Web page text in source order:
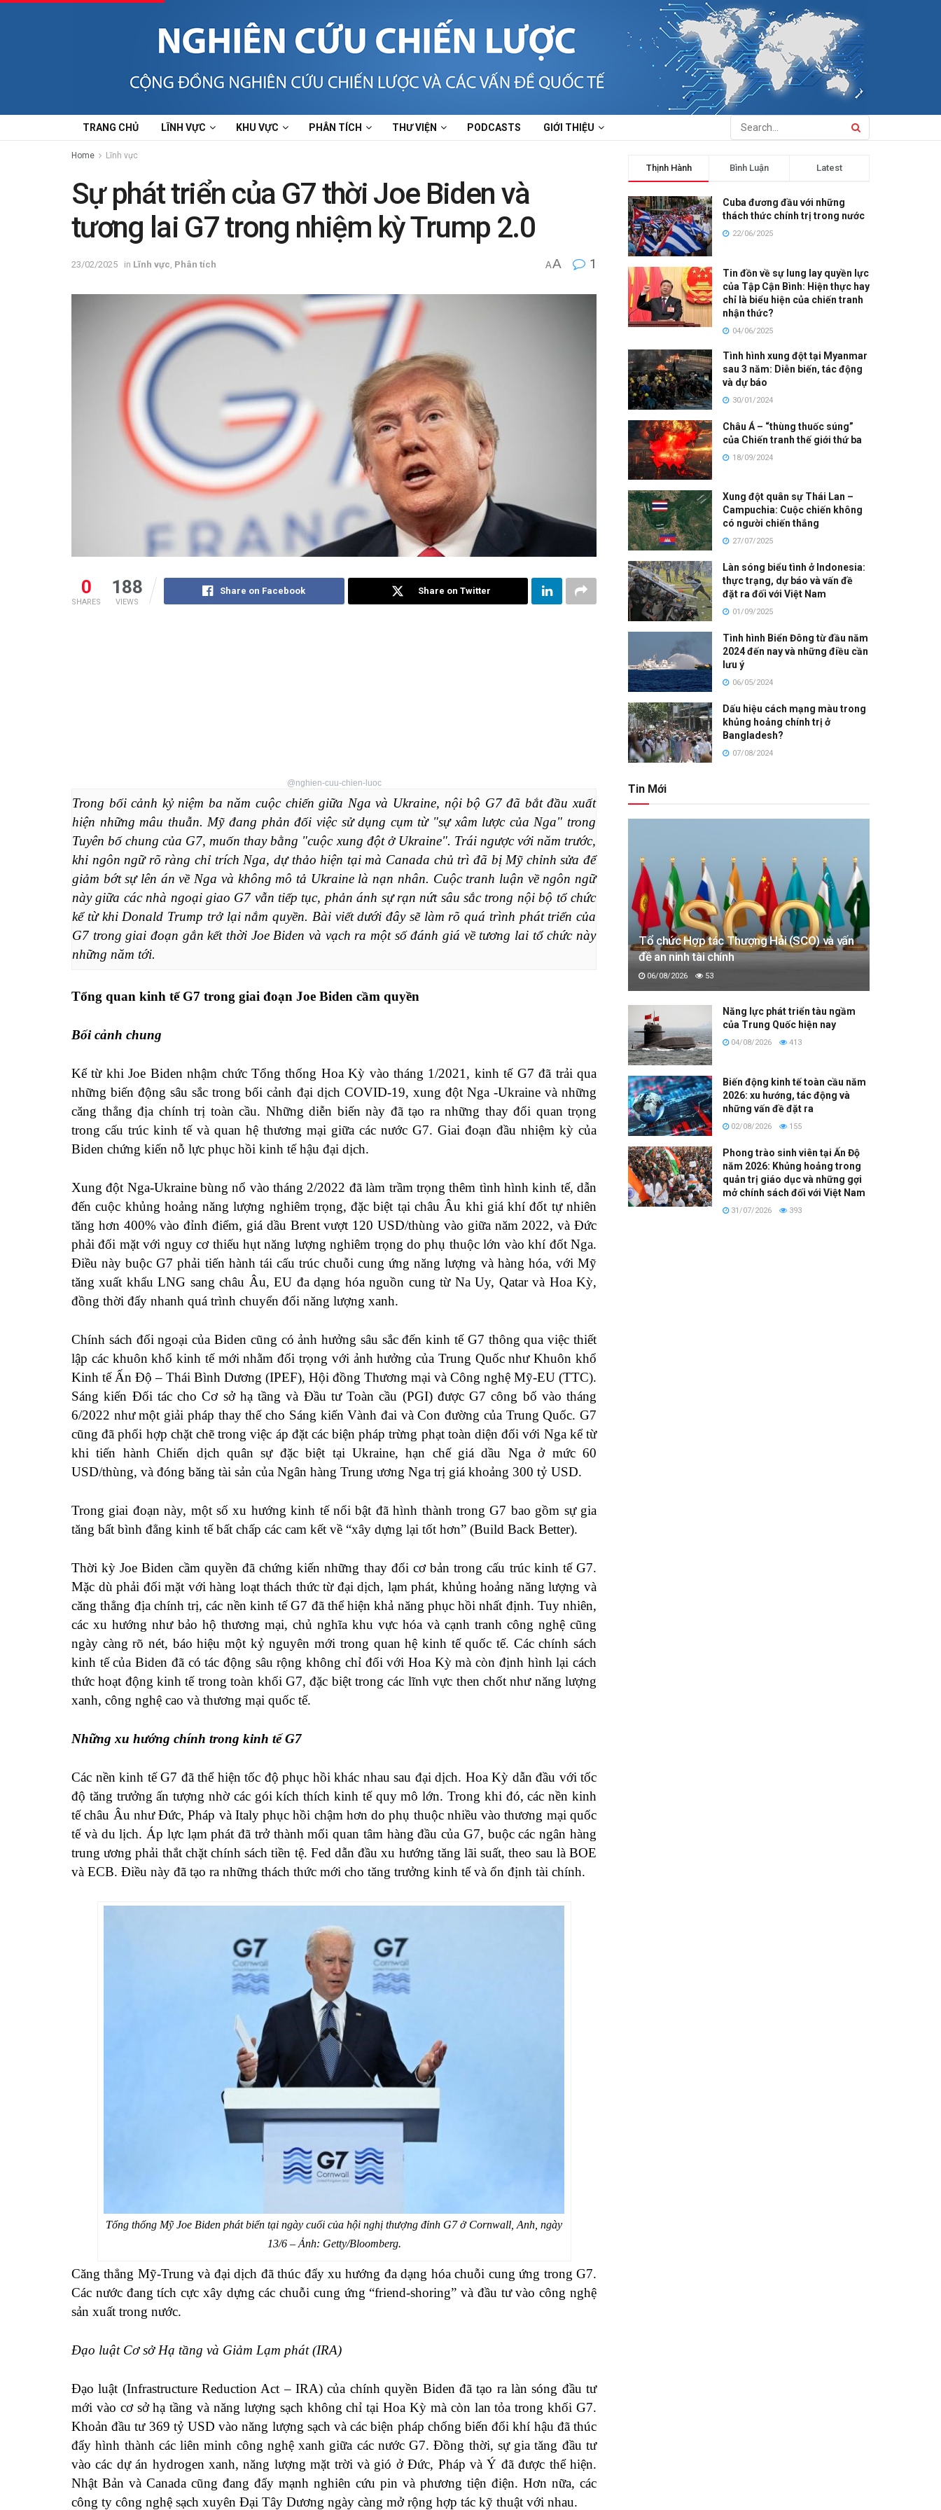
TRANG CHỦ LĨNH VỰC KHU VỰC PHÂN TÍCH THƯ VIỆN PODCASTS GIỚI THIỆU
Home Lĩnh vực
Sự phát triển của G7 thời Joe Biden và
tương lai G7 trong nhiệm kỳ Trump 2.0
23/02/2025 in Lĩnh vực Phân tích AA 1
0
SHARES
188
VIEWS
Share on Facebook Share on Twitter
@nghien-cuu-chien-luoc
Trong bối cảnh kỷ niệm ba năm cuộc chiến giữa Nga và Ukraine, nội bộ G7 đã bắt đầu xuất
hiện những mâu thuẫn. Mỹ đang phản đối việc sử dụng cụm từ "sự xâm lược của Nga" trong
Tuyên bố chung của G7, muốn thay bằng "cuộc xung đột ở Ukraine". Trái ngược với năm trước,
khi ngôn ngữ rõ ràng chỉ trích Nga, dự thảo hiện tại mà Canada chủ trì đã bị Mỹ chỉnh sửa để
giảm bớt sự lên án về Nga và không mô tả Ukraine là nạn nhân. Cuộc tranh luận về ngôn ngữ
này giữa các nhà ngoại giao G7 vẫn tiếp tục, phản ánh sự rạn nứt sâu sắc trong nội bộ tổ chức
kể từ khi Donald Trump trở lại nắm quyền. Bài viết dưới đây sẽ làm rõ quá trình phát triển của
G7 trong giai đoạn gắn kết thời Joe Biden và vạch ra một số đánh giá về tương lai tổ chức này
những năm tới.
Tổng quan kinh tế G7 trong giai đoạn Joe Biden cầm quyền
Bối cảnh chung
Kể từ khi Joe Biden nhậm chức Tổng thống Hoa Kỳ vào tháng 1/2021, kinh tế G7 đã trải qua
những biến động sâu sắc trong bối cảnh đại dịch COVID-19, xung đột Nga -Ukraine và những
căng thẳng địa chính trị toàn cầu. Những diễn biến này đã tạo ra những thay đổi quan trọng
trong cấu trúc kinh tế và quan hệ thương mại giữa các nước G7. Giai đoạn đầu nhiệm kỳ của
Biden chứng kiến nỗ lực phục hồi kinh tế hậu đại dịch.
Xung đột Nga-Ukraine bùng nổ vào tháng 2/2022 đã làm trầm trọng thêm tình hình kinh tế, dẫn
đến cuộc khủng hoảng năng lượng nghiêm trọng, đặc biệt tại châu Âu khi giá khí đốt tự nhiên
tăng hơn 400% vào đỉnh điểm, giá dầu Brent vượt 120 USD/thùng vào giữa năm 2022, và Đức
phải đối mặt với nguy cơ thiếu hụt năng lượng nghiêm trọng do phụ thuộc lớn vào khí đốt Nga.
Điều này buộc G7 phải tiến hành tái cấu trúc chuỗi cung ứng năng lượng và hàng hóa, với Mỹ
tăng xuất khẩu LNG sang châu Âu, EU đa dạng hóa nguồn cung từ Na Uy, Qatar và Hoa Kỳ,
đồng thời đẩy nhanh quá trình chuyển đổi năng lượng xanh.
Chính sách đối ngoại của Biden cũng có ảnh hưởng sâu sắc đến kinh tế G7 thông qua việc thiết
lập các khuôn khổ kinh tế mới nhằm đối trọng với ảnh hưởng của Trung Quốc như Khuôn khổ
Kinh tế Ấn Độ – Thái Bình Dương (IPEF), Hội đồng Thương mại và Công nghệ Mỹ-EU (TTC).
Sáng kiến Đối tác cho Cơ sở hạ tầng và Đầu tư Toàn cầu (PGI) được G7 công bố vào tháng
6/2022 như một giải pháp thay thế cho Sáng kiến Vành đai và Con đường của Trung Quốc. G7
cũng đã phối hợp chặt chẽ trong việc áp đặt các biện pháp trừng phạt toàn diện đối với Nga kể từ
khi tiến hành Chiến dịch quân sự đặc biệt tại Ukraine, hạn chế giá dầu Nga ở mức 60
USD/thùng, và đóng băng tài sản của Ngân hàng Trung ương Nga trị giá khoảng 300 tỷ USD.
Trong giai đoạn này, một số xu hướng kinh tế nổi bật đã hình thành trong G7 bao gồm sự gia
tăng bất bình đẳng kinh tế bất chấp các cam kết về “xây dựng lại tốt hơn” (Build Back Better).
Thời kỳ Joe Biden cầm quyền đã chứng kiến những thay đổi cơ bản trong cấu trúc kinh tế G7.
Mặc dù phải đối mặt với hàng loạt thách thức từ đại dịch, lạm phát, khủng hoảng năng lượng và
căng thẳng địa chính trị, các nền kinh tế G7 đã thể hiện khả năng phục hồi nhất định. Tuy nhiên,
các xu hướng như bảo hộ thương mại, chủ nghĩa khu vực hóa và cạnh tranh công nghệ cũng
ngày càng rõ nét, báo hiệu một kỷ nguyên mới trong quan hệ kinh tế quốc tế. Các chính sách
kinh tế của Biden đã có tác động sâu rộng không chỉ đối với Hoa Kỳ mà còn định hình lại cách
thức hoạt động kinh tế trong toàn khối G7, đặc biệt trong các lĩnh vực then chốt như năng lượng
xanh, công nghệ cao và thương mại quốc tế.
Những xu hướng chính trong kinh tế G7
Các nền kinh tế G7 đã thể hiện tốc độ phục hồi khác nhau sau đại dịch. Hoa Kỳ dẫn đầu với tốc
độ tăng trưởng ấn tượng nhờ các gói kích thích kinh tế quy mô lớn. Trong khi đó, các nền kinh
tế châu Âu như Đức, Pháp và Italy phục hồi chậm hơn do phụ thuộc nhiều vào thương mại quốc
tế và du lịch. Áp lực lạm phát đã trở thành mối quan tâm hàng đầu của G7, buộc các ngân hàng
trung ương phải thắt chặt chính sách tiền tệ. Fed dẫn đầu xu hướng tăng lãi suất, theo sau là BOE
và ECB. Điều này đã tạo ra những thách thức mới cho tăng trưởng kinh tế và ổn định tài chính.
Tổng thống Mỹ Joe Biden phát biển tại ngày cuối của hội nghị thượng đỉnh G7 ở Cornwall, Anh, ngày
13/6 – Ảnh: Getty/Bloomberg.
Căng thẳng Mỹ-Trung và đại dịch đã thúc đẩy xu hướng đa dạng hóa chuỗi cung ứng trong G7.
Các nước đang tích cực xây dựng các chuỗi cung ứng “friend-shoring” và đầu tư vào công nghệ
sản xuất trong nước.
Đạo luật Cơ sở Hạ tầng và Giảm Lạm phát (IRA)
Đạo luật (Infrastructure Reduction Act – IRA) của chính quyền Biden đã tạo ra làn sóng đầu tư
mới vào cơ sở hạ tầng và năng lượng sạch không chỉ tại Hoa Kỳ mà còn lan tỏa trong khối G7.
Khoản đầu tư 369 tỷ USD vào năng lượng sạch và các biện pháp chống biến đổi khí hậu đã thúc
đẩy hình thành các liên minh công nghệ xanh giữa các nước G7. Đồng thời, sự gia tăng đầu tư
vào các dự án hydrogen xanh, năng lượng mặt trời và gió ở Đức, Pháp và Ý đã được thể hiện.
Nhật Bản và Canada cũng đang đẩy mạnh nghiên cứu pin và phương tiện điện. Hơn nữa, các
công ty công nghệ sạch xuyên Đại Tây Dương ngày càng mở rộng hợp tác kỹ thuật với nhau.
Thịnh Hành Bình Luận Latest
Cuba đương đầu với những
thách thức chính trị trong nước
22/06/2025
Tin đồn về sự lung lay quyền lực
của Tập Cận Bình: Hiện thực hay
chỉ là biểu hiện của chiến tranh
nhận thức?
04/06/2025
Tình hình xung đột tại Myanmar
sau 3 năm: Diễn biến, tác động
và dự báo
30/01/2024
Châu Á – “thùng thuốc súng”
của Chiến tranh thế giới thứ ba
18/09/2024
Xung đột quân sự Thái Lan –
Campuchia: Cuộc chiến không
có người chiến thắng
27/07/2025
Làn sóng biểu tình ở Indonesia:
thực trạng, dự báo và vấn đề
đặt ra đối với Việt Nam
01/09/2025
Tình hình Biển Đông từ đầu năm
2024 đến nay và những điều cần
lưu ý
06/05/2024
Dấu hiệu cách mạng màu trong
khủng hoảng chính trị ở
Bangladesh?
07/08/2024
Tin Mới
Tổ chức Hợp tác Thượng Hải (SCO) và vấn
đề an ninh tài chính
06/08/2026 53
Năng lực phát triển tàu ngầm
của Trung Quốc hiện nay
04/08/2026 413
Biến động kinh tế toàn cầu năm
2026: xu hướng, tác động và
những vấn đề đặt ra
02/08/2026 155
Phong trào sinh viên tại Ấn Độ
năm 2026: Khủng hoảng trong
quản trị giáo dục và những gợi
mở chính sách đối với Việt Nam
31/07/2026 393